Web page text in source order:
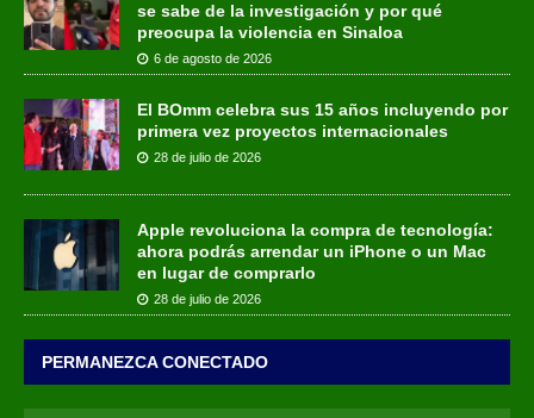
se sabe de la investigación y por qué
preocupa la violencia en Sinaloa
6 de agosto de 2026
El BOmm celebra sus 15 años incluyendo por
primera vez proyectos internacionales
28 de julio de 2026
Apple revoluciona la compra de tecnología:
ahora podrás arrendar un iPhone o un Mac
en lugar de comprarlo
28 de julio de 2026
PERMANEZCA CONECTADO